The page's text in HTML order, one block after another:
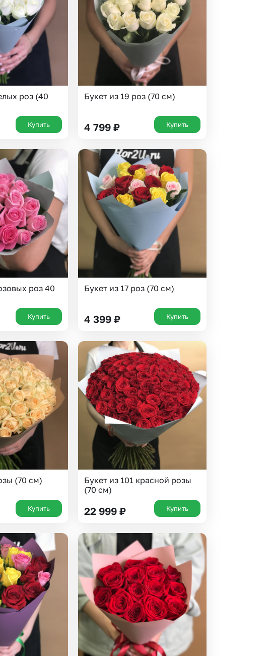
До 10000 рублей
Черная пятница
Все получатели
роз (40
Купить
Букет из 19 роз (70 см)
4 799 ₽ Купить
роз 40
Купить
Букет из 17 роз (70 см)
4 399 ₽ Купить
(70 см)
Купить
Букет из 101 красной розы
(70 см)
22 999 ₽ Купить